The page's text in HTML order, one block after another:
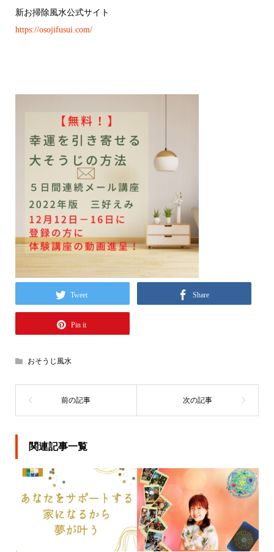
新お掃除風水公式サイト
https://osojifusui.com/
Tweet Share
Pin it
おそうじ風水
関連記事一覧